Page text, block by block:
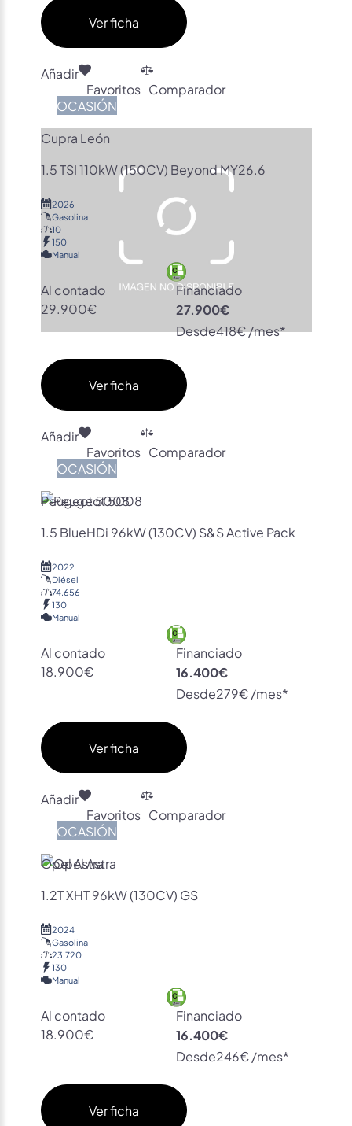
Ver ficha
Añadir
Favoritos Comparador
OCASIÓN
Cupra León
1.5 TSI 110kW (150CV) Beyond MY26.6
2026
Gasolina
10
150
Manual
Al contado
29.900€
Financiado
27.900€
Desde418€ /mes*
Ver ficha
Añadir
Favoritos Comparador
OCASIÓN
Peugeot 5008
1.5 BlueHDi 96kW (130CV) S&S Active Pack
2022
Diésel
74.656
130
Manual
Al contado
18.900€
Financiado
16.400€
Desde279€ /mes*
Ver ficha
Añadir
Favoritos Comparador
OCASIÓN
Opel Astra
1.2T XHT 96kW (130CV) GS
2024
Gasolina
23.720
130
Manual
Al contado
18.900€
Financiado
16.400€
Desde246€ /mes*
Ver ficha